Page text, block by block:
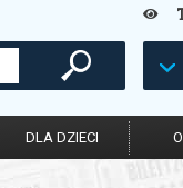
DLA DZIECI